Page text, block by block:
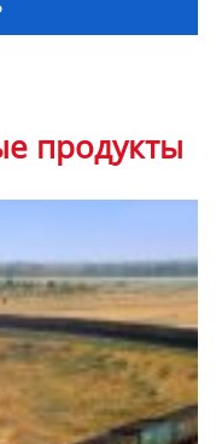
продукты